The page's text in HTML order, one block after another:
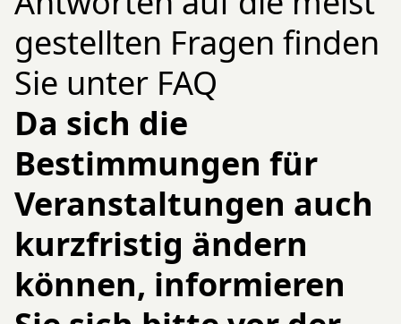
gestellten Fragen finden
Sie unter FAQ
Da sich die
Bestimmungen für
Veranstaltungen auch
kurzfristig ändern
können, informieren